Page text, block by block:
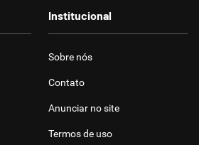
Institucional
Sobre nós
Contato
Anunciar no site
Termos de uso